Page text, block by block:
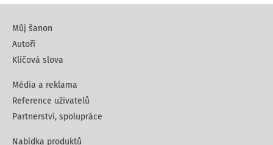
Můj šanon
Autoři
Klíčová slova
Média a reklama
Reference uživatelů
Partnerství, spolupráce
Nabídka produktů